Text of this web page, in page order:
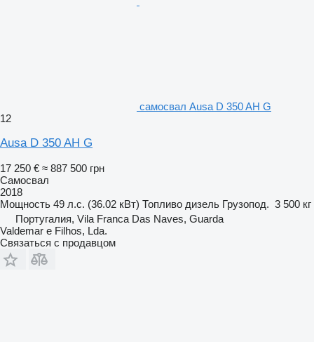
самосвал Ausa D 350 AH G
12
Ausa D 350 AH G
17 250 € ≈ 887 500 грн
Самосвал
2018
Мощность 49 л.с. (36.02 кВт) Топливо дизель Грузопод. 3 500 кг
Португалия, Vila Franca Das Naves, Guarda
Valdemar e Filhos, Lda.
Связаться с продавцом